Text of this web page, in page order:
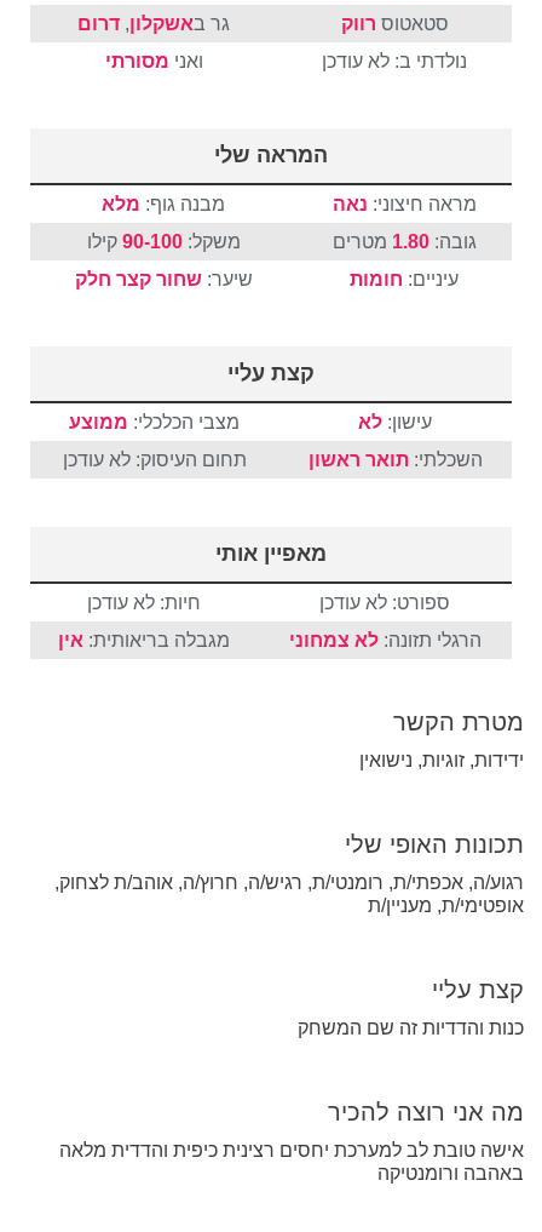
סטאטוס רווק גר באשקלון, דרום
נולדתי ב: לא עודכן
ואני מסורתי
המראה שלי
מראה חיצוני: נאה מבנה גוף: מלא
גובה:1.80 מטרים משקל:90-100 קילו
עיניים: חומות שיער:שחור קצר חלק
קצת עליי
עישון: לא מצבי הכלכלי: ממוצע
השכלתי:תואר ראשון תחום העיסוק: לא עודכן
מאפיין אותי
ספורט: לא עודכן
חיות: לא עודכן
הרגלי תזונה:לא צמחוני מגבלה בריאותית: אין
מטרת הקשר
ידידות, זוגיות, נישואין
תכונות האופי שלי
רגוע/ה, אכפתי/ת, רומנטי/ת, רגיש/ה, חרוץ/ה, אוהב/ת לצחוק,
אופטימי/ת, מעניין/ת
קצת עליי
כנות והדדיות זה שם המשחק
מה אני רוצה להכיר
אישה טובת לב למערכת יחסים רצינית כיפית והדדית מלאה
באהבה ורומנטיקה